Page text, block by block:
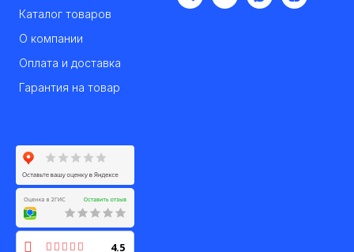
Каталог товаров
О компании
Оплата и доставка
Гарантия на товар
4.5